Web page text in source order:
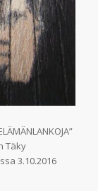
Täky
3.10.2016